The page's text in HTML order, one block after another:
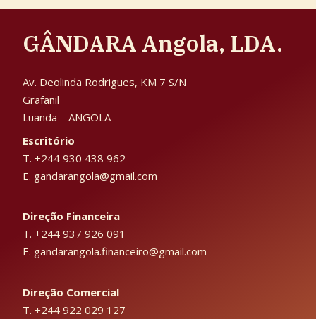
GÂNDARA Angola, LDA.
Av. Deolinda Rodrigues, KM 7 S/N
Grafanil
Luanda – ANGOLA
Escritório
T. +244 930 438 962
E. gandarangola@gmail.com
Direção Financeira
T. +244 937 926 091
E. gandarangola.financeiro@gmail.com
Direção Comercial
T. +244 922 029 127